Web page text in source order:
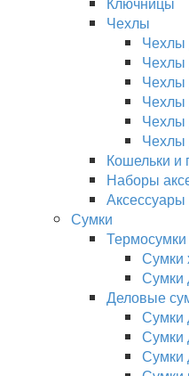
Чехлы
Чехлы
Чехлы
Чехлы
Чехлы
Чехлы
Чехлы
Кошельки и
Наборы
Аксессуары
Сумки
Термосумки
Сумки
Сумки
Деловые
Сумки
Сумки
Сумки